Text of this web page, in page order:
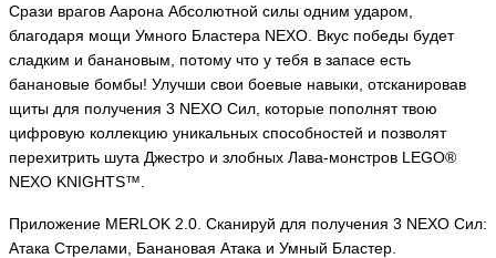
Срази врагов Аарона Абсолютной силы одним ударом,
благодаря мощи Умного Бластера NEXO. Вкус победы будет
сладким и банановым, потому что у тебя в запасе есть
банановые бомбы! Улучши свои боевые навыки, отсканировав
щиты для получения 3 NEXO Сил, которые пополнят твою
цифровую коллекцию уникальных способностей и позволят
перехитрить шута Джестро и злобных Лава-монстров LEGO®
NEXO KNIGHTS™.
Приложение MERLOK 2.0. Сканируй для получения 3 NEXO Сил:
Атака Стрелами, Банановая Атака и Умный Бластер.